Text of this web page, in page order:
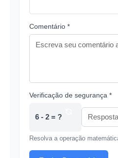
Comentário *
Verificação de segurança *
6 - 2 = ?
Resolva a operação